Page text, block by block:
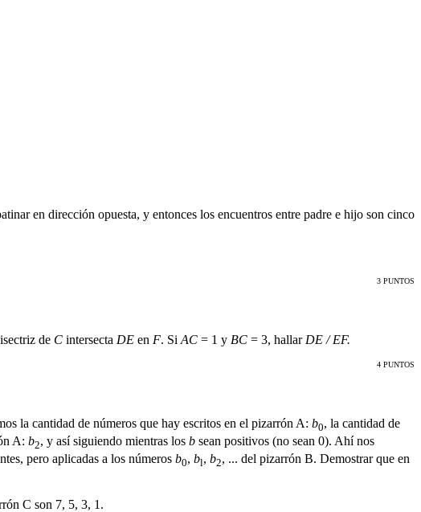
en dirección opuesta, y entonces los encuentros entre padre e hijo son cinco
3 PUNTOS
de C intersecta DE en F. Si AC = 1 y BC = 3, hallar DE / EF.
4 PUNTOS
la cantidad de números que hay escritos en el pizarrón A: b0, la cantidad de
A: b2, y así siguiendo mientras los b sean positivos (no sean 0). Ahí nos
pero aplicadas a los números b0, bl, b2, ... del pizarrón B. Demostrar que en
C son 7, 5, 3, 1.